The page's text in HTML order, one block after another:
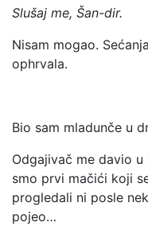
Slušaj me, Šan-dir.
Nisam mogao.
ophrvala.
Bio sam mladunče u
Odgajivač me davio
smo prvi mačići koji
progledali ni posle
pojeo…